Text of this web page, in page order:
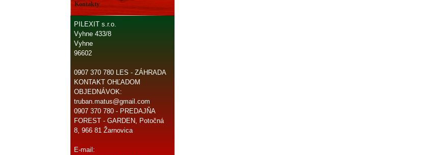
Kontakty
PILEXIT s.r.o.
Vyhne 433/8
Vyhne
96602
0907 370 780 LES - ZÁHRADA
KONTAKT OHĽADOM
OBJEDNÁVOK:
truban.matus@gmail.com
0907 370 780 - PREDAJŇA
FOREST - GARDEN, Potočná
8, 966 81 Žarnovica
E-mail: